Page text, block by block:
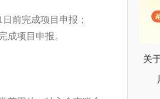
前完成项目申报；
成项目申报。
关